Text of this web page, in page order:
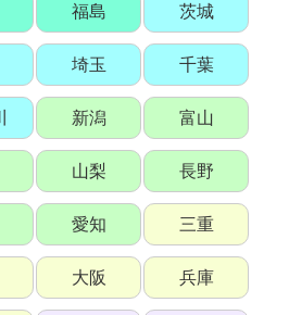
福島 茨城
埼玉 千葉
新潟 富山
山梨 長野
愛知 三重
大阪 兵庫